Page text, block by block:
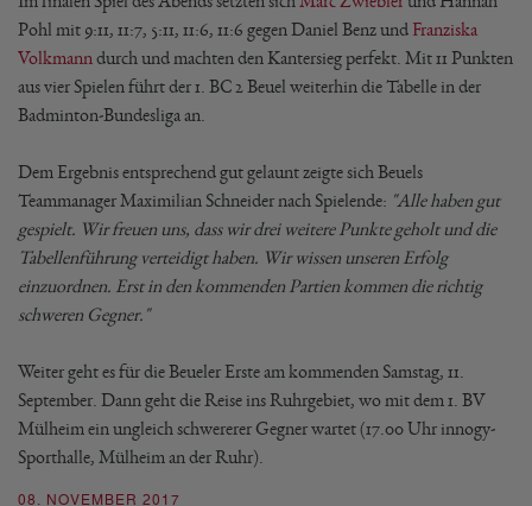
08. NOVEMBER 2017
Pohl mit 9:11, 11:7, 5:11, 11:6, 11:6 gegen Daniel Benz und Franziska
Volkmann durch und machten den Kantersieg perfekt. Mit 11 Punkten
aus vier Spielen führt der 1. BC 2 Beuel weiterhin die Tabelle in der
Badminton-Bundesliga an.
Dem Ergebnis entsprechend gut gelaunt zeigte sich Beuels
Teammanager Maximilian Schneider nach Spielende: "Alle haben gut
gespielt. Wir freuen uns, dass wir drei weitere Punkte geholt und die
Tabellenführung verteidigt haben. Wir wissen unseren Erfolg
einzuordnen. Erst in den kommenden Partien kommen die richtig
schweren Gegner."
Weiter geht es für die Beueler Erste am kommenden Samstag, 11.
September. Dann geht die Reise ins Ruhrgebiet, wo mit dem 1. BV
Mülheim ein ungleich schwererer Gegner wartet (17.00 Uhr innogy-
Sporthalle, Mülheim an der Ruhr).